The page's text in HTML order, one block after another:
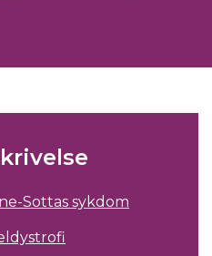
Sottas sykdom